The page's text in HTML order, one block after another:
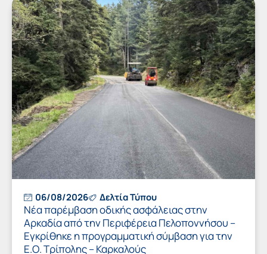
06/08/2026 Δελτία Τύπου
Νέα παρέμβαση οδικής ασφάλειας στην
Αρκαδία από την Περιφέρεια Πελοποννήσου –
Εγκρίθηκε η προγραμματική σύμβαση για την
Ε.Ο. Τρίπολης – Καρκαλούς